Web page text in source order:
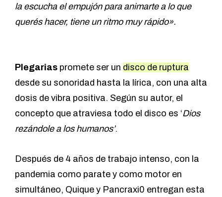
la escucha el empujón para animarte a lo que
querés hacer, tiene un ritmo muy rápido».
Plegarias promete ser un disco de ruptura
desde su sonoridad hasta la lírica, con una alta
dosis de vibra positiva. Según su autor, el
concepto que atraviesa todo el disco es ‘Dios
rezándole a los humanos’.
Después de 4 años de trabajo intenso, con la
pandemia como parate y como motor en
simultáneo, Quique y Pancraxi0 entregan esta